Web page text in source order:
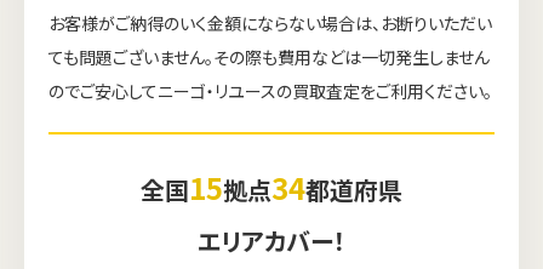
お客様がご納得のいく金額にならない場合は、お断りいただい
ても問題ございません。その際も費用などは一切発生しません
のでご安心してニーゴ・リユースの買取査定をご利用ください。
全国15拠点34都道府県
エリアカバー！